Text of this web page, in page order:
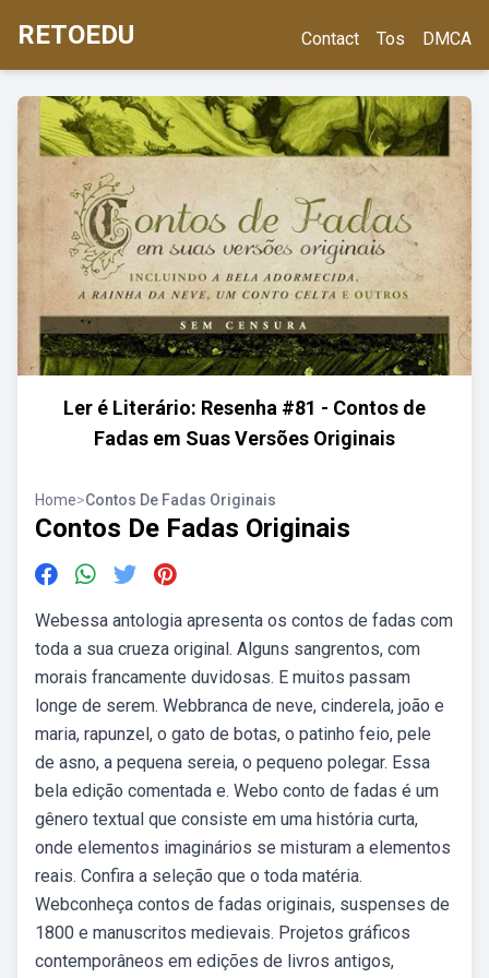
RETOEDU Contact Tos DMCA
Ler é Literário: Resenha #81 - Contos de
Fadas em Suas Versões Originais
Home>Contos De Fadas Originais
Contos De Fadas Originais
Webessa antologia apresenta os contos de fadas com
toda a sua crueza original. Alguns sangrentos, com
morais francamente duvidosas. E muitos passam
longe de serem. Webbranca de neve, cinderela, joão e
maria, rapunzel, o gato de botas, o patinho feio, pele
de asno, a pequena sereia, o pequeno polegar. Essa
bela edição comentada e. Webo conto de fadas é um
gênero textual que consiste em uma história curta,
onde elementos imaginários se misturam a elementos
reais. Confira a seleção que o toda matéria.
Webconheça contos de fadas originais, suspenses de
1800 e manuscritos medievais. Projetos gráficos
contemporâneos em edições de livros antigos,